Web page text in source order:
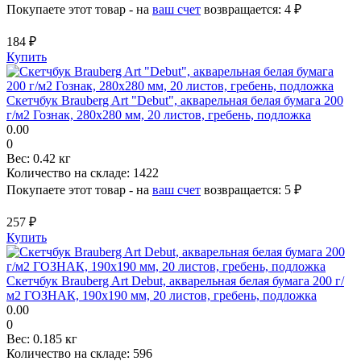
Покупаете этот товар - на ваш счет возвращается: 4 ₽
184 ₽
Купить
Скетчбук Brauberg Art "Debut", акварельная белая бумага 200
г/м2 Гознак, 280х280 мм, 20 листов, гребень, подложка
0.00
0
Вес: 0.42 кг
Количество на складе: 1422
Покупаете этот товар - на ваш счет возвращается: 5 ₽
257 ₽
Купить
Скетчбук Brauberg Art Debut, акварельная белая бумага 200 г/
м2 ГОЗНАК, 190х190 мм, 20 листов, гребень, подложка
0.00
0
Вес: 0.185 кг
Количество на складе: 596